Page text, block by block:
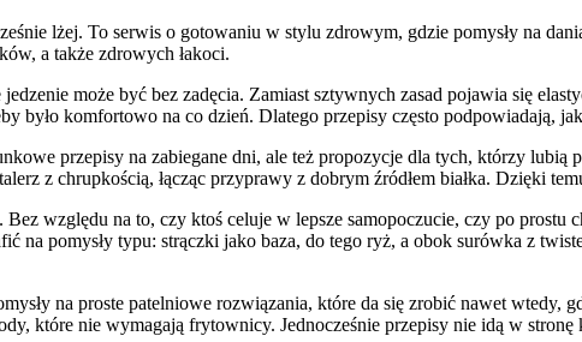
lżej. To serwis o gotowaniu w stylu zdrowym, gdzie pomysły na
a także zdrowych łakoci.
może być bez zadęcia. Zamiast sztywnych zasad pojawia się
komfortowo na co dzień. Dlatego przepisy często podpowiadają,
przepisy na zabiegane dni, ale też propozycje dla tych, którzy
z chrupkością, łącząc przyprawy z dobrym źródłem białka. Dzięki
względu na to, czy ktoś celuje w lepsze samopoczucie, czy po
na pomysły typu: strączki jako baza, do tego ryż, a obok surówka z
na proste patelniowe rozwiązania, które da się zrobić nawet wtedy,
które nie wymagają frytownicy. Jednocześnie przepisy nie idą w